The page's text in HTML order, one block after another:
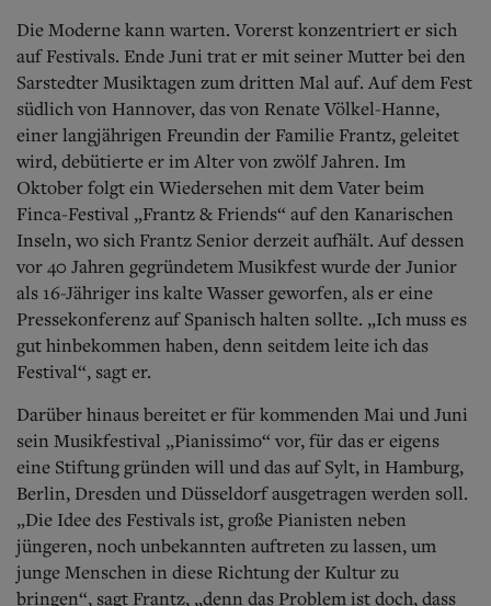
Die Moderne kann warten. Vorerst konzentriert er sich
auf Festivals. Ende Juni trat er mit seiner Mutter bei den
Sarstedter Musiktagen zum dritten Mal auf. Auf dem Fest
südlich von Hannover, das von Renate Völkel-Hanne,
einer langjährigen Freundin der Familie Frantz, geleitet
wird, debütierte er im Alter von zwölf Jahren. Im
Oktober folgt ein Wiedersehen mit dem Vater beim
Finca-Festival „Frantz & Friends“ auf den Kanarischen
Inseln, wo sich Frantz Senior derzeit aufhält. Auf dessen
vor 40 Jahren gegründetem Musikfest wurde der Junior
als 16-Jähriger ins kalte Wasser geworfen, als er eine
Pressekonferenz auf Spanisch halten sollte. „Ich muss es
gut hinbekommen haben, denn seitdem leite ich das
Festival“, sagt er.
Darüber hinaus bereitet er für kommenden Mai und Juni
sein Musikfestival „Pianissimo“ vor, für das er eigens
eine Stiftung gründen will und das auf Sylt, in Hamburg,
Berlin, Dresden und Düsseldorf ausgetragen werden soll.
„Die Idee des Festivals ist, große Pianisten neben
jüngeren, noch unbekannten auftreten zu lassen, um
junge Menschen in diese Richtung der Kultur zu
bringen“, sagt Frantz, „denn das Problem ist doch, dass